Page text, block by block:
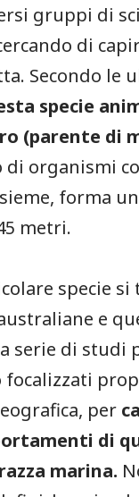
gruppi di
di
Secondo le
specie
(parente di
di organismi
forma
metri.
specie si
e
serie di studi
focalizzati
per
di
marina.